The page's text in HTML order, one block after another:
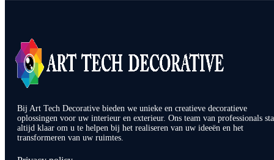
Bij Art Tech Decorative bieden we unieke en creatieve decoratieve
oplossingen voor uw interieur en exterieur. Ons team van professionals
altijd klaar om u te helpen bij het realiseren van uw ideeën en het
transformeren van uw ruimtes.